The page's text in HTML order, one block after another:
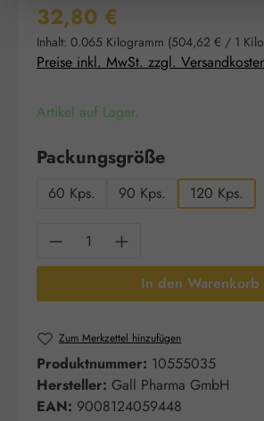
Regulärer Preis:
32,80 €
Inhalt: 0.065 Kilogramm (504,62 € / 1
Preise inkl. MwSt. zzgl.
Artikel auf Lager.
Packungsgrößeauswählen
60 Kps. 90 Kps. 120 Kps.
Produkt Anzahl: Gib den
In den Warenkorb
Zum Merkzettel hinzufügen
Produktnummer: 10555035
Hersteller: Gall Pharma GmbH
EAN: 9008124059448